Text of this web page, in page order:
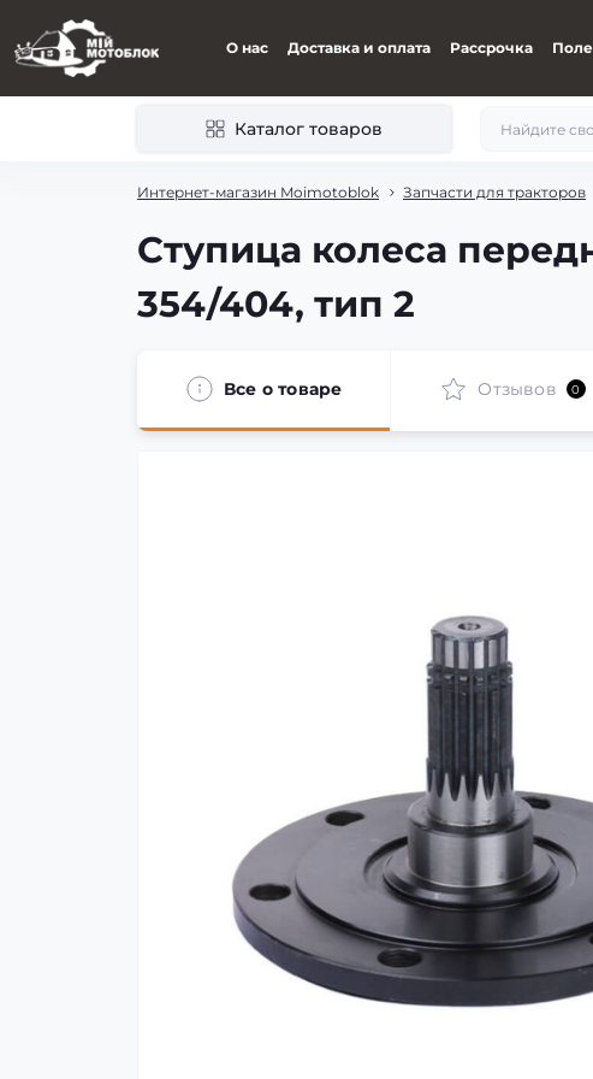
О нас Доставка и оплата Рассрочка
Каталог товаров
Интернет-магазин Moimotoblok Запчасти для тракторов
Ступица колеса
354/404, тип 2
Все о товаре Отзывов 0